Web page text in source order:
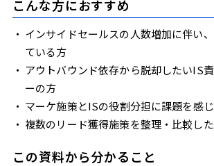
こんな方におすすめ
インサイドセールスの人数増加に伴い
ている方
アウトバウンド依存から脱却したいIS
ーの方
マーケ施策とISの役割分担に課題を感
複数のリード獲得施策を整理・比較し
この資料から分かること